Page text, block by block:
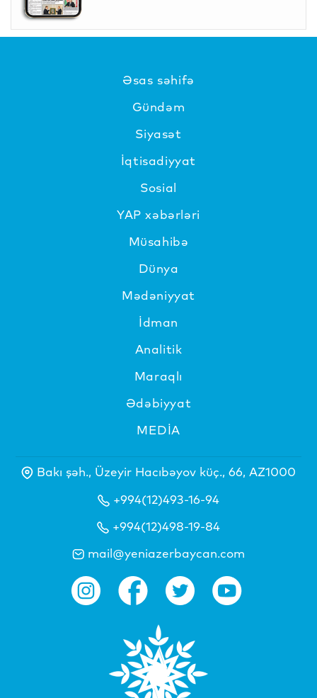
Əsas səhifə
Gündəm
Siyasət
İqtisadiyyat
Sosial
YAP xəbərləri
Müsahibə
Dünya
Mədəniyyat
İdman
Analitik
Maraqlı
Ədəbiyyat
MEDİA
Bakı şəh., Üzeyir Hacıbəyov küç., 66, AZ1000
+994(12)493-16-94
+994(12)498-19-84
mail@yeniazerbaycan.com